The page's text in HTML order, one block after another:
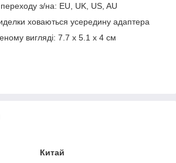
з/на: EU, UK, US, AU
ховаються усередину адаптера
вигляді: 7.7 х 5.1 х 4 см
Китай